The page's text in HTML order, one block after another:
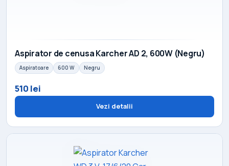
Aspirator de cenusa Karcher AD 2, 600W (Negru)
Aspiratoare 600 W Negru
510 lei
Vezi detalii